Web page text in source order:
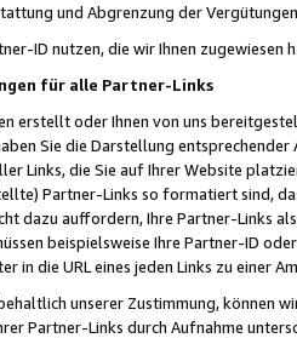
und Abgrenzung der
ID nutzen, die wir Ihnen zugewiesen
für alle Partner-Links
erstellt oder Ihnen von uns
Sie die Darstellung
Links, die Sie auf Ihrer Website
Partner-Links so formatiert sind,
dazu auffordern, Ihre Partner-Links
beispielsweise Ihre Partner-ID
in die URL eines jeden Links zu einer
unserer Zustimmung, können
Partner-Links durch Aufnahme